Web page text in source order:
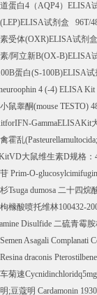
蛋白4 （AQP4） ELISA
(LEP)ELISA试剂盒 96T/
受体(OXR)ELISA试剂盒
/阿立新B(OX-B)ELISA
蛋白(S-100B)ELISA试
4 (-4) ELISA Kit
小鼠睾酮(mouse TESTO)
GammaELISAKit
霍乱
大鼠维生素D规格：
Prim-O-
Tsuga dumosa 二十四烷
橼酸喷托维林100432-
Disulfide 二硫青霉
Semen Asagali Complanati
Resina draconis
菊速
;豆蔻明 Cardamonin